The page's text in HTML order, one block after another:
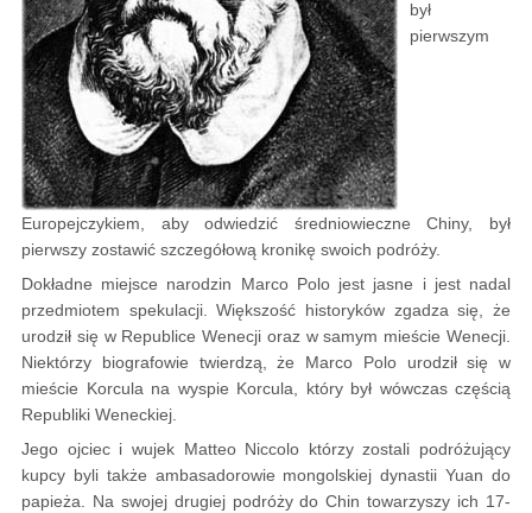
był
pierwszym
Europejczykiem, aby odwiedzić średniowieczne Chiny, był
pierwszy zostawić szczegółową kronikę swoich podróży.
Dokładne miejsce narodzin Marco Polo jest jasne i jest nadal
przedmiotem spekulacji. Większość historyków zgadza się, że
urodził się w Republice Wenecji oraz w samym mieście Wenecji.
Niektórzy biografowie twierdzą, że Marco Polo urodził się w
mieście Korcula na wyspie Korcula, który był wówczas częścią
Republiki Weneckiej.
Jego ojciec i wujek Matteo Niccolo którzy zostali podróżujący
kupcy byli także ambasadorowie mongolskiej dynastii Yuan do
papieża. Na swojej drugiej podróży do Chin towarzyszy ich 17-